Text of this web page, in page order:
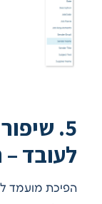
5.
לעובד –
הפיכת מועמד